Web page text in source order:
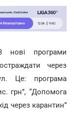
нові програми
через
Це: програма
грн”, “Допомога
через карантин”